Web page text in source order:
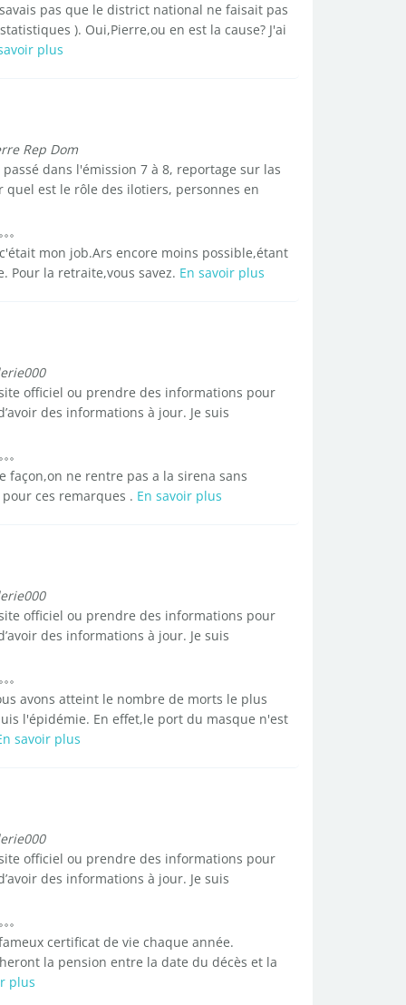
pas que le district national ne faisait pas
). Oui,Pierre,ou en est la cause? J'ai
plus
Rep Dom
dans l'émission 7 à 8, reportage sur las
est le rôle des ilotiers, personnes en
mon job.Ars encore moins possible,étant
Pour la retraite,vous savez. En savoir plus
officiel ou prendre des informations pour
des informations à jour. Je suis
façon,on ne rentre pas a la sirena sans
ces remarques . En savoir plus
officiel ou prendre des informations pour
des informations à jour. Je suis
avons atteint le nombre de morts le plus
l'épidémie. En effet,le port du masque n'est
savoir plus
officiel ou prendre des informations pour
des informations à jour. Je suis
certificat de vie chaque année.
la pension entre la date du décès et la
plus